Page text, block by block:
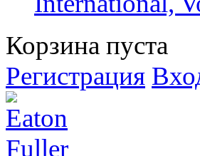
Корзина пуста
Регистрация